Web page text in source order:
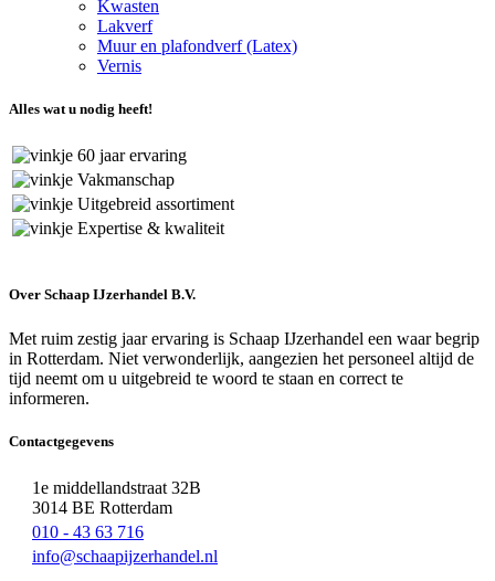
Kwasten
Lakverf
Muur en plafondverf (Latex)
Vernis
Alles wat u nodig heeft!
60 jaar ervaring
Vakmanschap
Uitgebreid assortiment
Expertise & kwaliteit
Over Schaap IJzerhandel B.V.
Met ruim zestig jaar ervaring is Schaap IJzerhandel een waar begrip
in Rotterdam. Niet verwonderlijk, aangezien het personeel altijd de
tijd neemt om u uitgebreid te woord te staan en correct te
informeren.
Contactgegevens
1e middellandstraat 32B
3014 BE Rotterdam
010 - 43 63 716
info@schaapijzerhandel.nl